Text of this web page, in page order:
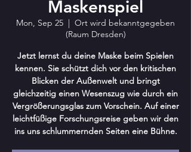
Maskenspiel
Mon, Sep 25
  |
Ort wird bekanntgegeben
(Raum Dresden)
Jetzt lernst du deine Maske beim Spielen
kennen. Sie schützt dich vor den kritischen
Blicken der Außenwelt und bringt
gleichzeitig einen Wesenszug wie durch ein
Vergrößerungsglas zum Vorschein. Auf einer
leichtfüßige Forschungsreise geben wir den
ins uns schlummernden Seiten eine Bühne.